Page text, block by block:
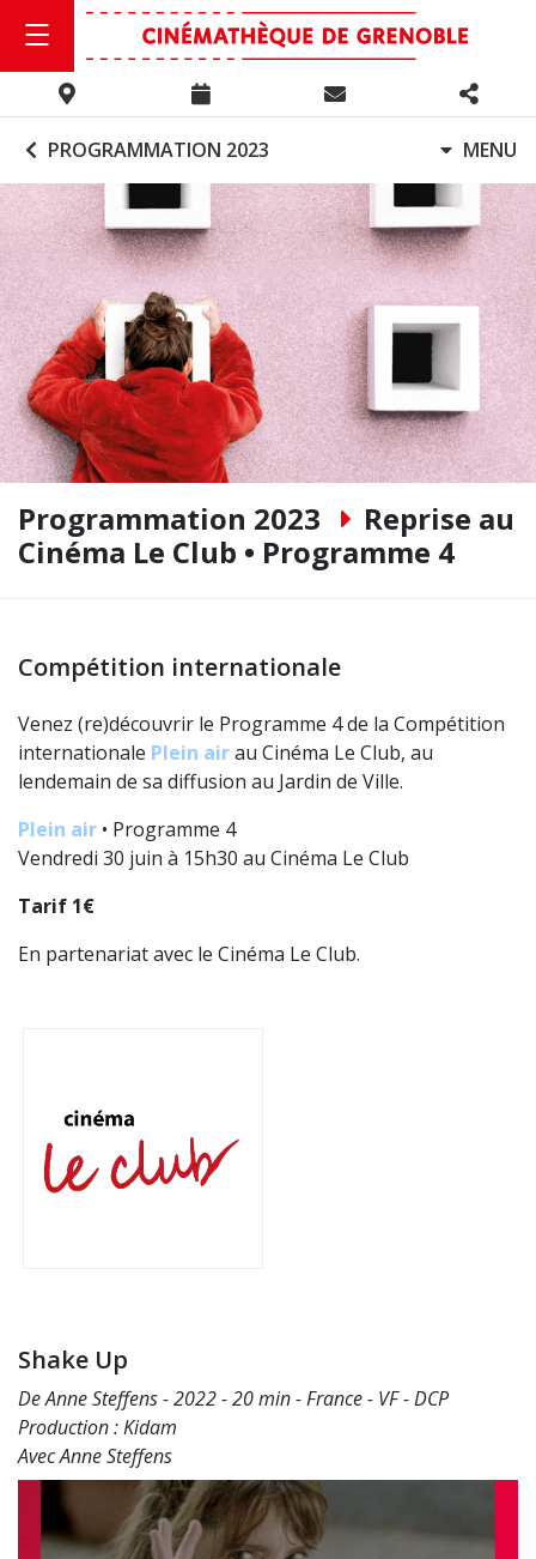
PROGRAMMATION 2023 MENU
Programmation 2023
Reprise au
Cinéma Le Club • Programme 4
Compétition internationale
Venez (re)découvrir le Programme 4 de la Compétition
internationale Plein airau Cinéma Le Club, au
lendemain de sa diffusion au Jardin de Ville.
Plein air • Programme 4
Vendredi 30 juin à 15h30 au Cinéma Le Club
Tarif 1€
En partenariat avec le Cinéma Le Club.
Shake Up
De Anne Steffens - 2022 - 20 min - France - VF - DCP
Production : Kidam
Avec Anne Steffens